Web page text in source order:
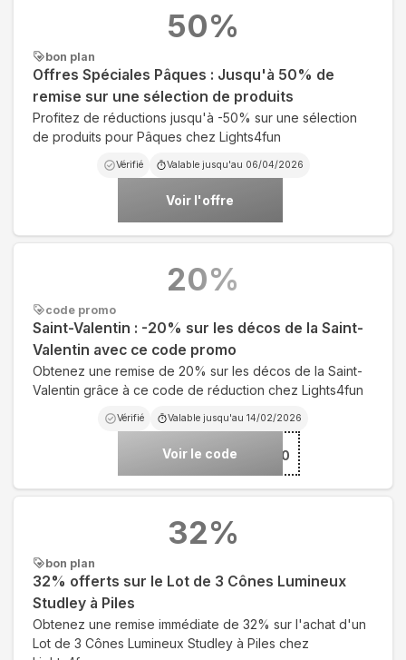
bon plan
Offres Spéciales Pâques : Jusqu'à 50% de
remise sur une sélection de produits
Profitez de réductions jusqu'à -50% sur une sélection
de produits pour Pâques chez Lights4fun
Vérifié Valable jusqu'au 06/04/2026
Voir l'offre
50%
code promo
Saint-Valentin : -20% sur les décos de la Saint-
Valentin avec ce code promo
Obtenez une remise de 20% sur les décos de la Saint-
Valentin grâce à ce code de réduction chez Lights4fun
Vérifié Valable jusqu'au 14/02/2026
Voir le code ***E20
20%
bon plan
32% offerts sur le Lot de 3 Cônes Lumineux
Studley à Piles
Obtenez une remise immédiate de 32% sur l'achat d'un
Lot de 3 Cônes Lumineux Studley à Piles chez
32%